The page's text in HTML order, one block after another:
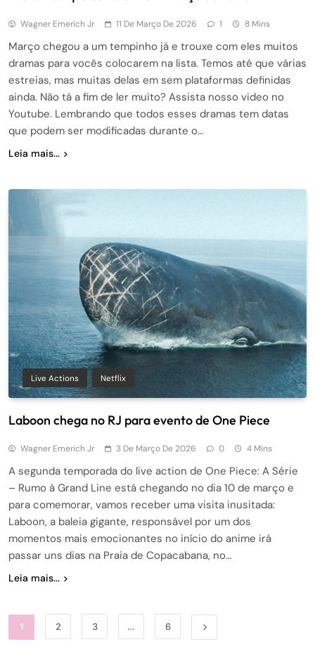
Wagner Emerich Jr 11 De Março De 2026 1 8 Mins
Março chegou a um tempinho já e trouxe com eles muitos
dramas para vocês colocarem na lista. Temos até que várias
estreias, mas muitas delas em sem plataformas definidas
ainda. Não tá a fim de ler muito? Assista nosso video no
Youtube. Lembrando que todos esses dramas tem datas
que podem ser modificadas durante o…
Leia mais...
Live Actions Netflix
Laboon chega no RJ para evento de One Piece
Wagner Emerich Jr 3 De Março De 2026 0 4 Mins
A segunda temporada do live action de One Piece: A Série
– Rumo à Grand Line está chegando no dia 10 de março e
para comemorar, vamos receber uma visita inusitada:
Laboon, a baleia gigante, responsável por um dos
momentos mais emocionantes no início do anime irá
passar uns dias na Praia de Copacabana, no…
Leia mais...
1 2 3 … 6